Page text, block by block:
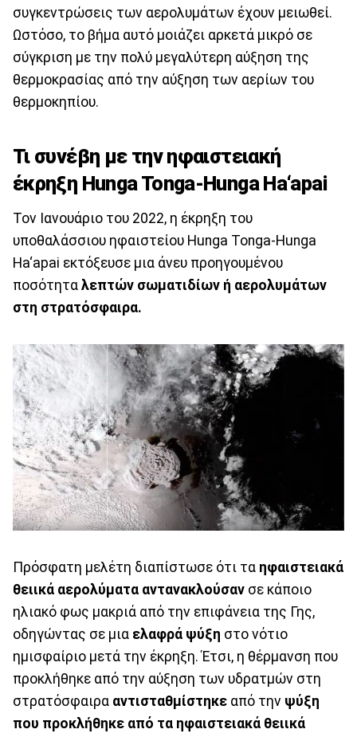
συγκεντρώσεις των αερολυμάτων έχουν μειωθεί.
Ωστόσο, το βήμα αυτό μοιάζει αρκετά μικρό σε
σύγκριση με την πολύ μεγαλύτερη αύξηση της
θερμοκρασίας από την αύξηση των αερίων του
θερμοκηπίου.
Τι συνέβη με την ηφαιστειακή
έκρηξη Hunga Tonga-Hunga Ha‘apai
Τον Ιανουάριο του 2022, η έκρηξη του
υποθαλάσσιου ηφαιστείου Hunga Tonga-Hunga
Ha‘apai εκτόξευσε μια άνευ προηγουμένου
ποσότητα λεπτών σωματιδίων ή αερολυμάτων
στη στρατόσφαιρα.
Πρόσφατη μελέτη διαπίστωσε ότι τα ηφαιστειακά
θειικά αερολύματα αντανακλούσαν σε κάποιο
ηλιακό φως μακριά από την επιφάνεια της Γης,
οδηγώντας σε μια ελαφρά ψύξη στο νότιο
ημισφαίριο μετά την έκρηξη. Έτσι, η θέρμανση που
προκλήθηκε από την αύξηση των υδρατμών στη
στρατόσφαιρα αντισταθμίστηκε από την ψύξη
που προκλήθηκε από τα ηφαιστειακά θειικά